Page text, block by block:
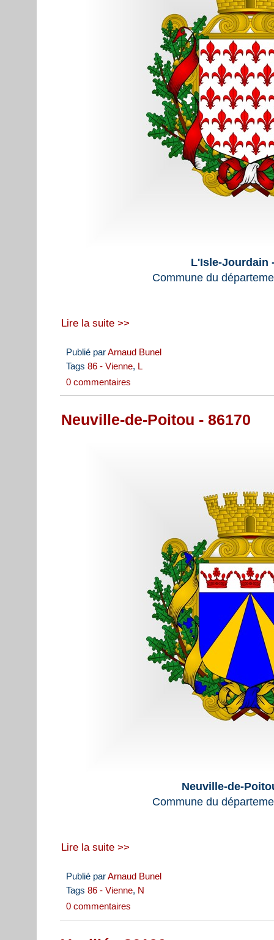
L'Isle-Jourdain
Commune du
Lire la suite >>
Publié parArnaud Bunel
Tags 86 - Vienne, L
0 commentaires
Neuville-de-Poitou - 86170
Neuville-de-
Commune du
Lire la suite >>
Publié parArnaud Bunel
Tags 86 - Vienne, N
0 commentaires